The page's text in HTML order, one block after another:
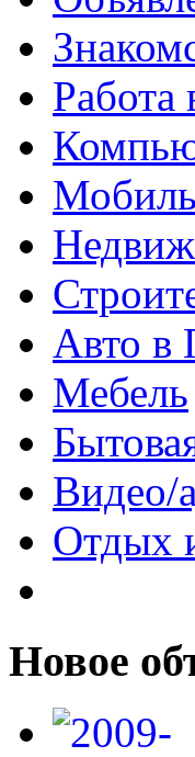
Авто
Мебель
Видео/
Отдых
Новое